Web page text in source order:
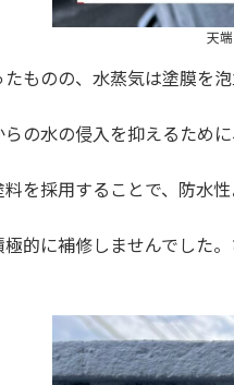
天
ものの、水蒸気は塗膜を
の水の侵入を抑えるため
を採用することで、防水
的に補修しませんでした